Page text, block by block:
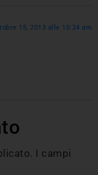
15, 2013 alle 10:24 am
I campi